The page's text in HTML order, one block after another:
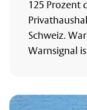
125 Prozent
Schweiz.
Warnsignal